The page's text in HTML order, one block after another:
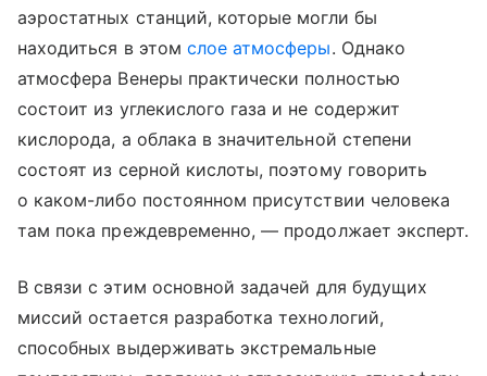
аэростатных станций, которые могли бы
находиться в этом слое атмосферы. Однако
атмосфера Венеры практически полностью
состоит из углекислого газа и не содержит
кислорода, а облака в значительной степени
состоят из серной кислоты, поэтому говорить
о каком-либо постоянном присутствии человека
там пока преждевременно, — продолжает эксперт.
В связи с этим основной задачей для будущих
миссий остается разработка технологий,
способных выдерживать экстремальные